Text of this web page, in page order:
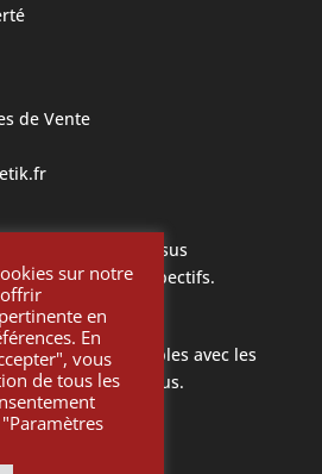
de Vente
mentionnées ci dessus
propriétaires respectifs.
sont compatibles avec les
ci-dessus.
sur notre
en
En
vous
de tous les